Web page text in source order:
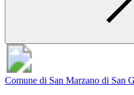
Comune di San Marzano di San